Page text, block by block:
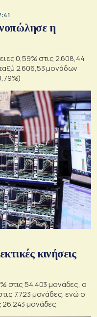
η
0,59% στις 2.608,44
2.606,53 μονάδων
κινήσεις
στις 54.403 μονάδες, ο
7.723 μονάδες, ενώ ο
26.243 μονάδες